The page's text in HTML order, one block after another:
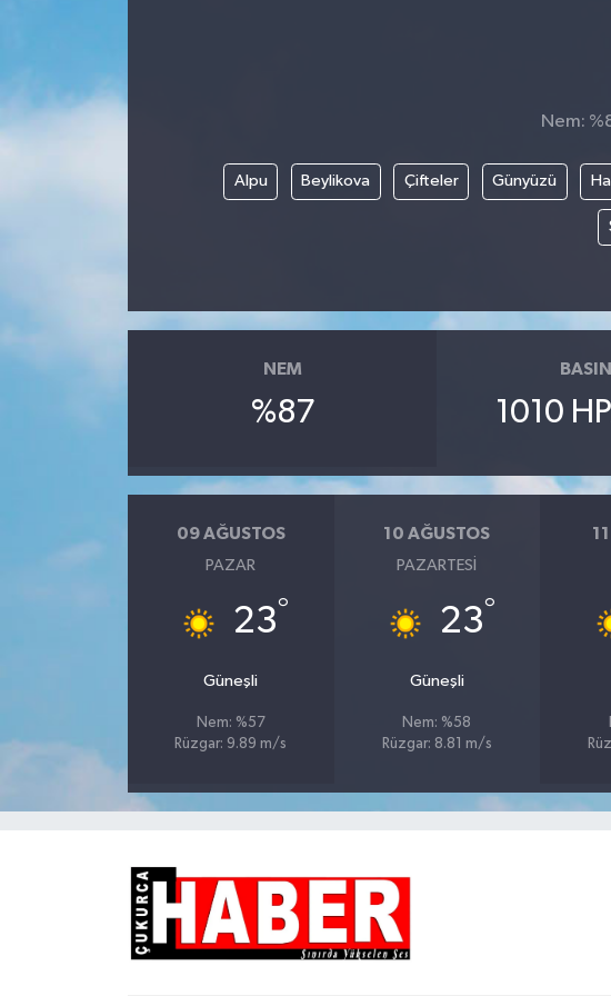
Nem:
Alpu Beylikova Çifteler Günyüzü
NEM
%87 1010
09 AĞUSTOS
PAZAR
23°
Güneşli
Nem: %57
Rüzgar: 9.89 m/s
10 AĞUSTOS
PAZARTESI
23°
Güneşli
Nem: %58
Rüzgar: 8.81 m/s
Teknoloji